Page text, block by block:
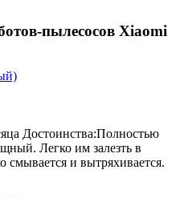
пылесосов Xiaomi
Достоинства:Полностью
Легко им залезть в
смывается и вытряхивается.